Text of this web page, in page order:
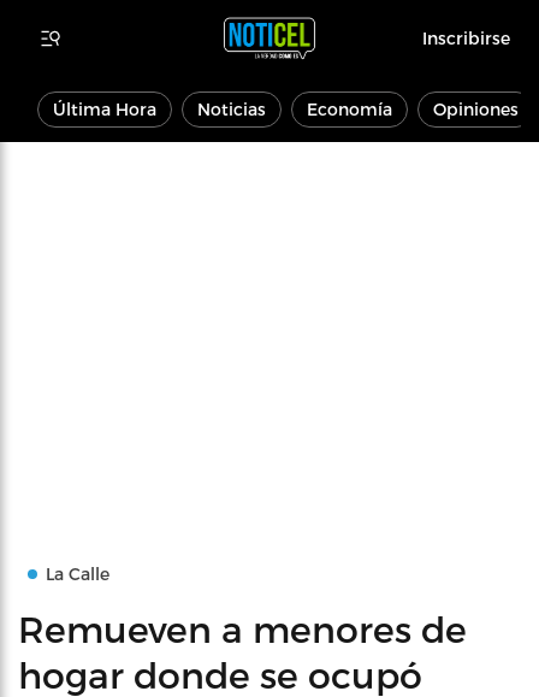
Inscribirse
Última Hora Noticias Economía Opiniones
La Calle
Remueven a menores de
hogar donde se ocupó